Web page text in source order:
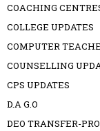
COACHING
COLLEGE UPDATES
COMPUTER
COUNSELLING
CPS UPDATES
D.A G.O
DEO TRANSFER-